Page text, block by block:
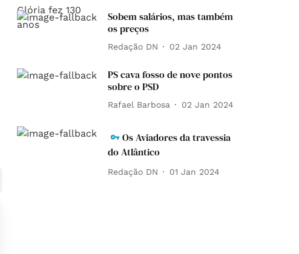
Sobem salários, mas também
os preços
Redação DN 02 Jan 2024
PS cava fosso de nove pontos
sobre o PSD
Rafael Barbosa 02 Jan 2024
Os Aviadores da travessia
do Atlântico
Redação DN 01 Jan 2024